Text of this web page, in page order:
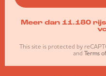
Meer dan 11.180
This site is protected by
and Terms